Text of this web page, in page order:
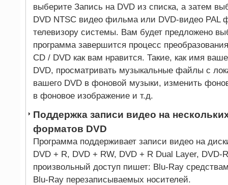
выберите Запись на DVD из списка, а затем
DVD NTSC видео фильма или DVD-видео PAL
телевизору системы. Вам будет предложено
программа завершится процесс
CD / DVD как вам нравится. Такие, как имя
DVD, просматривать музыкальные файлы с
вашего DVD в фоновой музыки, изменить
в фоновое изображение и т.д.
Поддержка записи видео на
форматов DVD
Программа поддерживает записи видео на
DVD + R, DVD + RW, DVD + R Dual Layer, DVD-
произвольный доступ пишет: Blu-Ray
Blu-Ray перезаписываемых носителей.